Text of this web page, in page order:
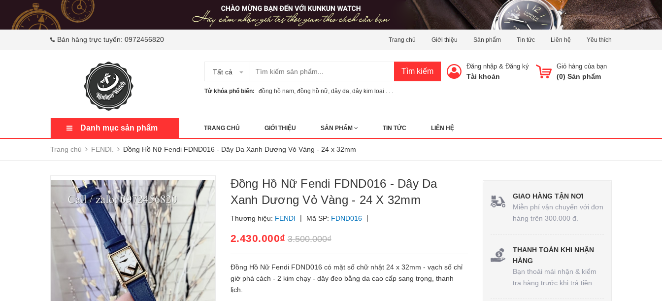
Bán hàng trực tuyến: 0972456820 Trang chủ Giới thiệu Sản phẩm Tin tức Liên hệ Yêu thích
Tất cả Tìm kiếm
Từ khóa phổ biến: đồng hồ nam đồng hồ nữ dây da dây kim loại . . .
Giỏ hàng của bạn
(0) Sản phẩm
Đăng nhập & Đăng ký
Tài khoản
Danh mục sản phẩm TRANG CHỦ GIỚI THIỆU SẢN PHẨM TIN TỨC LIÊN HỆ
Trang chủ FENDI. Đồng Hồ Nữ Fendi FDND016 - Dây Da Xanh Dương Vỏ Vàng - 24 x 32mm
Đồng Hồ Nữ Fendi FDND016 - Dây Da
Xanh Dương Vỏ Vàng - 24 X 32mm
Thương hiệu: FENDI | Mã SP: FDND016 |
2.430.000₫ 3.500.000₫
Đồng Hồ Nữ Fendi FDND016 có mặt số chữ nhật 24 x 32mm - vạch số chỉ
giờ phá cách - 2 kim chạy - dây đeo bằng da cao cấp sang trọng, thanh
lịch.
GIAO HÀNG TẬN NƠI
Miễn phí vận chuyển với đơn
hàng trên 300.000 đ.
THANH TOÁN KHI NHẬN
HÀNG
Bạn thoải mái nhận & kiểm
tra hàng trước khi trả tiền.